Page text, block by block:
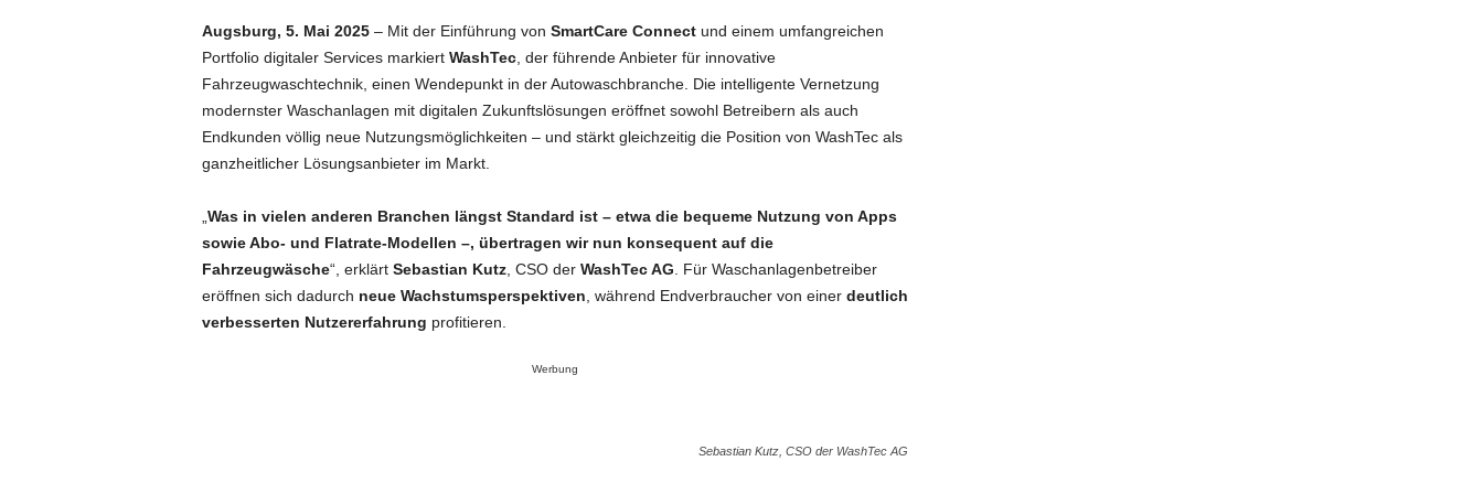
Augsburg, 5. Mai 2025– Mit der Einführung von SmartCare Connectund einem umfangreichen
Portfolio digitaler Services markiert WashTec, der führende Anbieter für innovative
Fahrzeugwaschtechnik, einen Wendepunkt in der Autowaschbranche. Die intelligente Vernetzung
modernster Waschanlagen mit digitalen Zukunftslösungen eröffnet sowohl Betreibern als auch
Endkunden völlig neue Nutzungsmöglichkeiten – und stärkt gleichzeitig die Position von WashTec als
ganzheitlicher Lösungsanbieter im Markt.
Was in vielen anderen Branchen längst Standard ist – etwa die bequeme Nutzung von Apps
sowie Abo- und Flatrate-Modellen –, übertragen wir nun konsequent auf die
Fahrzeugwäsche“, erklärt Sebastian Kutz, CSO der WashTec AG . Für Waschanlagenbetreiber
eröffnen sich dadurch neue Wachstumsperspektiven , während Endverbraucher von einer deutlich
verbesserten Nutzererfahrung profitieren.
Werbung
Sebastian Kutz, CSO der WashTec AG